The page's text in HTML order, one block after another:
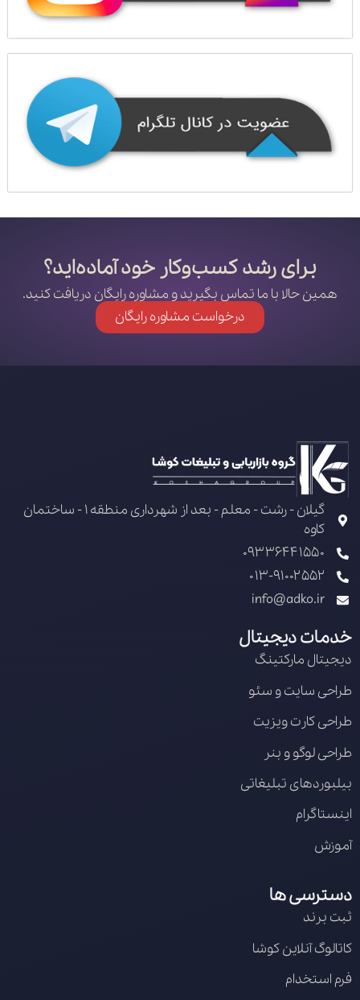
برای رشد کسب‌وکار خود آماده‌اید؟
همین حالا با ما تماس بگیرید و مشاوره رایگان دریافت کنید.
درخواست مشاوره رایگان
گیلان - رشت - معلم - بعد از شهرداری منطقه 1 - ساختمان
کاوه
09336441550
013-91002552
info@adko.ir
خدمات دیجیتال
دیجیتال مارکتینگ
طراحی سایت و سئو
طراحی کارت ویزیت
طراحی لوگو و بنر
بیلبوردهای تبلیغاتی
اینستاگرام
آموزش
دسترسی ها
ثبت برند
کاتالوگ آنلاین کوشا
فرم استخدام